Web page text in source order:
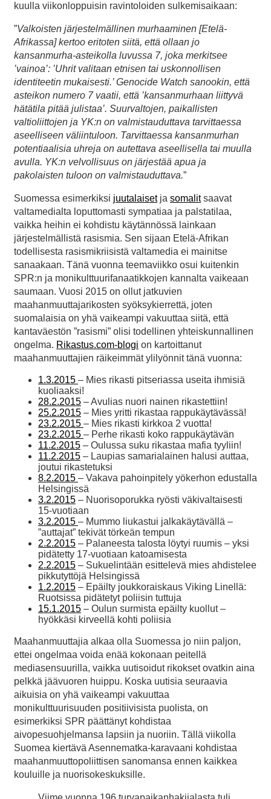
kuulla viikonloppuisin ravintoloiden sulkemisaikaan:
”Valkoisten järjestelmällinen murhaaminen [Etelä-
Afrikassa] kertoo eritoten siitä, että ollaan jo
kansanmurha-asteikolla luvussa 7, joka merkitsee
’vainoa’: ’Uhrit valitaan etnisen tai uskonnollisen
identiteetin mukaisesti.’ Genocide Watch sanookin, että
asteikon numero 7 vaatii, että ’kansanmurhaan liittyvä
hätätila pitää julistaa’. Suurvaltojen, paikallisten
valtioliittojen ja YK:n on valmistauduttava tarvittaessa
aseelliseen väliintuloon. Tarvittaessa kansanmurhan
potentiaalisia uhreja on autettava aseellisella tai muulla
avulla. YK:n velvollisuus on järjestää apua ja
pakolaisten tuloon on valmistauduttava.”
Suomessa esimerkiksi juutalaisetja somalitsaavat
valtamedialta loputtomasti sympatiaa ja palstatilaa,
vaikka heihin ei kohdistu käytännössä lainkaan
järjestelmällistä rasismia. Sen sijaan Etelä-Afrikan
todellisesta rasismikriisistä valtamedia ei mainitse
sanaakaan. Tänä vuonna teemaviikko osui kuitenkin
SPR:n ja monikulttuurifanaatikkojen kannalta vaikeaan
saumaan. Vuosi 2015 on ollut jatkuvien
maahanmuuttajarikosten syöksykierrettä, joten
suomalaisia on yhä vaikeampi vakuuttaa siitä, että
kantaväestön ”rasismi” olisi todellinen yhteiskunnallinen
ongelma. Rikastus.com-blogi on kartoittanut
maahanmuuttajien räikeimmät ylilyönnit tänä vuonna:
1.3.2015 – Mies rikasti pitseriassa useita ihmisiä
kuoliaaksi!
28.2.2015 – Avulias nuori nainen rikastettiin!
25.2.2015 – Mies yritti rikastaa rappukäytävässä!
23.2.2015 – Mies rikasti kirkkoa 2 vuotta!
23.2.2015 – Perhe rikasti koko rappukäytävän
11.2.2015 – Oulussa suku rikastaa mafia tyyliin!
11.2.2015 – Laupias samarialainen halusi auttaa,
joutui rikastetuksi
8.2.2015 – Vakava pahoinpitely yökerhon edustalla
Helsingissä
3.2.2015 – Nuorisoporukka ryösti väkivaltaisesti
15-vuotiaan
3.2.2015 – Mummo liukastui jalkakäytävällä –
”auttajat” tekivät törkeän tempun
2.2.2015 – Palaneesta talosta löytyi ruumis – yksi
pidätetty 17-vuotiaan katoamisesta
2.2.2015 – Sukuelintään esittelevä mies ahdistelee
pikkutyttöjä Helsingissä
1.2.2015 – Epäilty joukkoraiskaus Viking Linellä:
Ruotsissa pidätetyt poliisin tuttuja
15.1.2015 – Oulun surmista epäilty kuollut –
hyökkäsi kirveellä kohti poliisia
Maahanmuuttajia alkaa olla Suomessa jo niin paljon,
ettei ongelmaa voida enää kokonaan peitellä
mediasensuurilla, vaikka uutisoidut rikokset ovatkin aina
pelkkä jäävuoren huippu. Koska uutisia seuraavia
aikuisia on yhä vaikeampi vakuuttaa
monikulttuurisuuden positiivisista puolista, on
esimerkiksi SPR päättänyt kohdistaa
aivopesuohjelmansa lapsiin ja nuoriin. Tällä viikolla
Suomea kiertävä Asennematka-karavaani kohdistaa
maahanmuuttopoliittisen sanomansa ennen kaikkea
kouluille ja nuorisokeskuksille.